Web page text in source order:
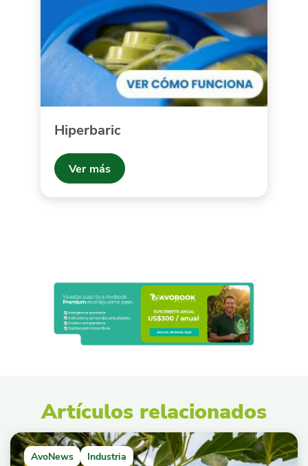
Hiperbaric
Ver más
Artículos relacionados
AvoNews Industria